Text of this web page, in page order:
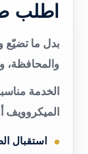
اطلب
بدل ما تضيّع
والمحافظة،
الخدمة
الميكروويف
استقبال